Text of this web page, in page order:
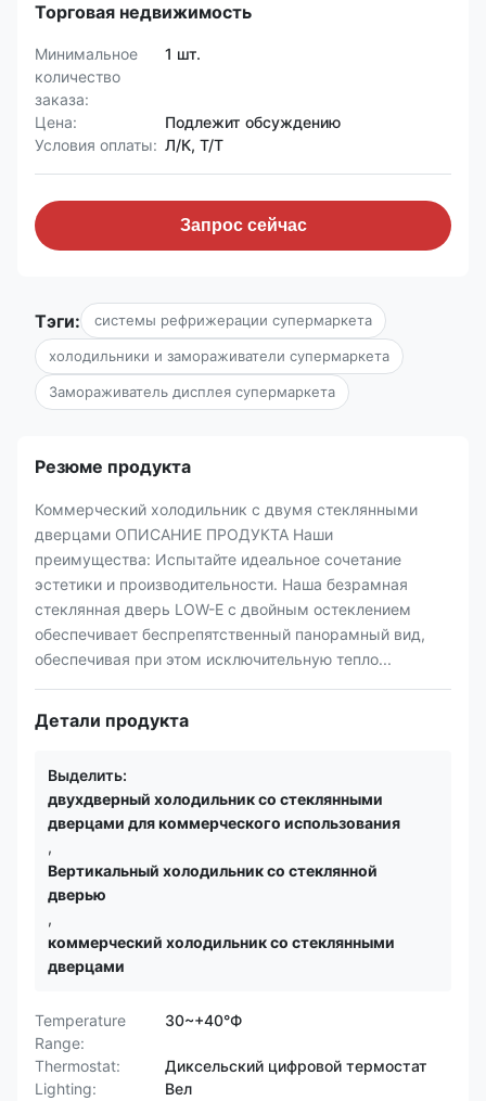
Торговая недвижимость
Минимальное
количество
заказа:
1 шт.
Цена:
Подлежит обсуждению
Условия оплаты: Л/К, Т/Т
Запрос сейчас
Тэги: системы рефрижерации супермаркета
холодильники и замораживатели супермаркета
Замораживатель дисплея супермаркета
Резюме продукта
Коммерческий холодильник с двумя стеклянными
дверцами ОПИСАНИЕ ПРОДУКТА Наши
преимущества: Испытайте идеальное сочетание
эстетики и производительности. Наша безрамная
стеклянная дверь LOW-E с двойным остеклением
обеспечивает беспрепятственный панорамный вид,
обеспечивая при этом исключительную тепло...
Детали продукта
Выделить:
двухдверный холодильник со стеклянными
дверцами для коммерческого использования
,
Вертикальный холодильник со стеклянной
дверью
,
коммерческий холодильник со стеклянными
дверцами
Temperature
Range:
30~+40°Ф
Thermostat:
Диксельский цифровой термостат
Lighting:
Вел